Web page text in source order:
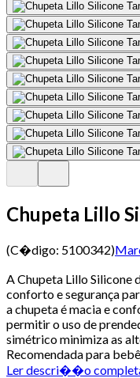
Chupeta Lillo
(C�digo: 5100342)
A Chupeta Lillo Silicone
conforto e segurança
a chupeta é macia e
permitir o uso de
simétrico minimiza as
Recomendada para
Ler descri��o